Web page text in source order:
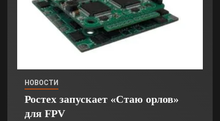
НОВОСТИ
Ростех запускает «Стаю орлов»
для FPV